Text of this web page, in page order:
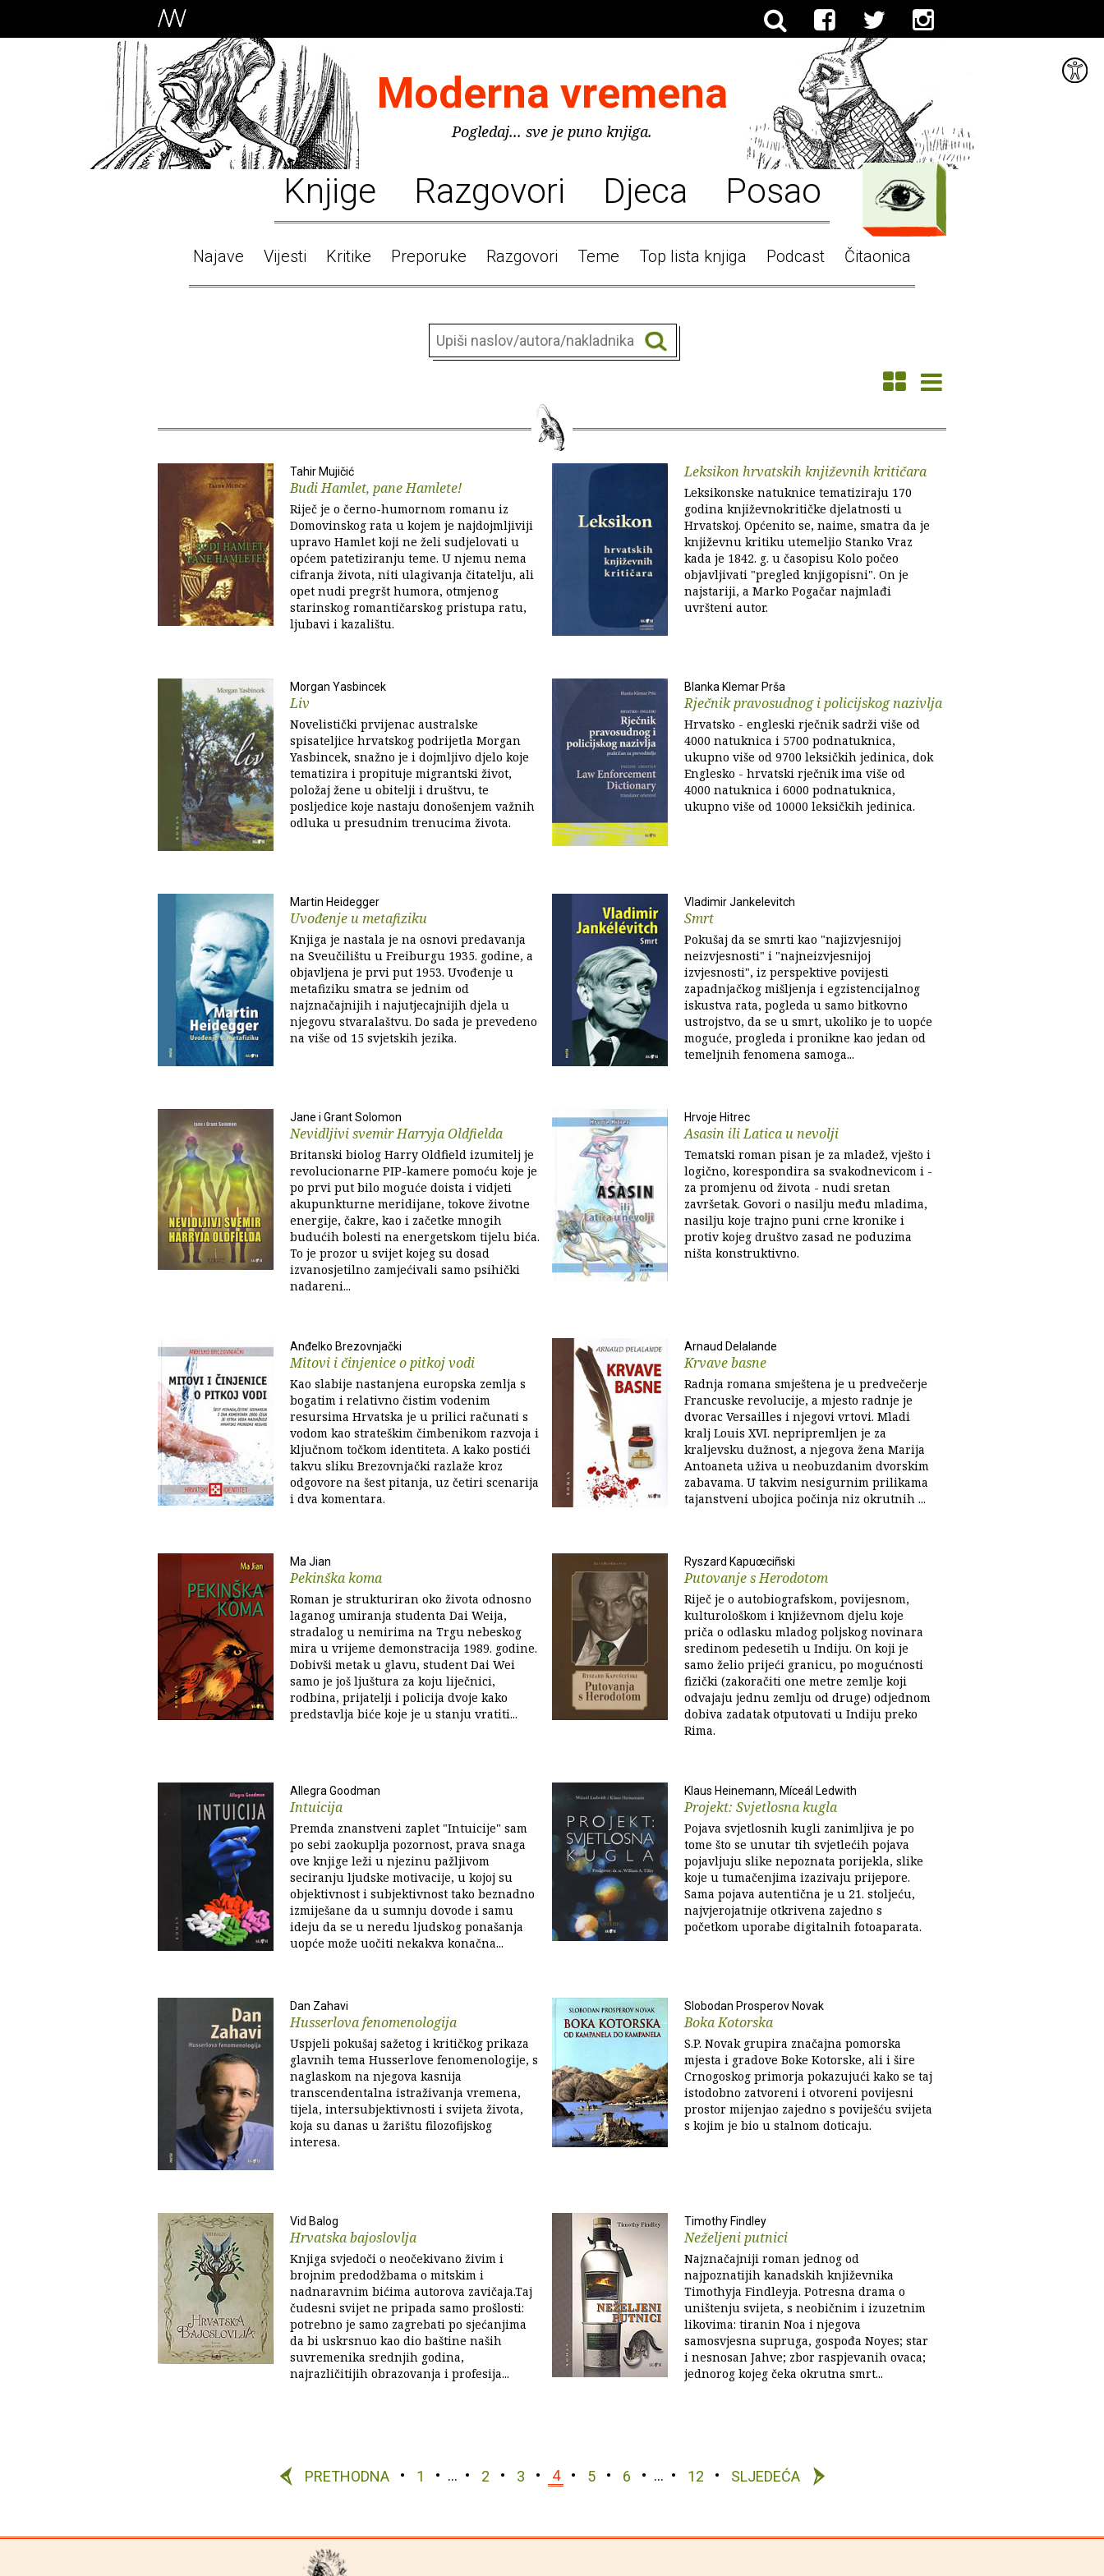
Moderna vremena
Pogledaj... sve je puno knjiga.
Knjige Razgovori Djeca Posao
Najave Vijesti Kritike Preporuke Razgovori Teme Top lista knjiga Podcast Čitaonica
Tahir Mujičić
Budi Hamlet, pane Hamlete!
Riječ je o černo-humornom romanu iz
Domovinskog rata u kojem je najdojmljiviji
upravo Hamlet koji ne želi sudjelovati u
općem patetiziranju teme. U njemu nema
cifranja života, niti ulagivanja čitatelju, ali
opet nudi pregršt humora, otmjenog
starinskog romantičarskog pristupa ratu,
ljubavi i kazalištu.
Leksikon hrvatskih književnih kritičara
Leksikonske natuknice tematiziraju 170
godina književnokritičke djelatnosti u
Hrvatskoj. Općenito se, naime, smatra da je
književnu kritiku utemeljio Stanko Vraz
kada je 1842. g. u časopisu Kolo počeo
objavljivati "pregled knjigopisni". On je
najstariji, a Marko Pogačar najmlađi
uvršteni autor.
Morgan Yasbincek
Liv
Novelistički prvijenac australske
spisateljice hrvatskog podrijetla Morgan
Yasbincek, snažno je i dojmljivo djelo koje
tematizira i propituje migrantski život,
položaj žene u obitelji i društvu, te
posljedice koje nastaju donošenjem važnih
odluka u presudnim trenucima života.
Blanka Klemar Prša
Rječnik pravosudnog i policijskog nazivlja
Hrvatsko - engleski rječnik sadrži više od
4000 natuknica i 5700 podnatuknica,
ukupno više od 9700 leksičkih jedinica, dok
Englesko - hrvatski rječnik ima više od
4000 natuknica i 6000 podnatuknica,
ukupno više od 10000 leksičkih jedinica.
Martin Heidegger
Uvođenje u metafiziku
Knjiga je nastala je na osnovi predavanja
na Sveučilištu u Freiburgu 1935. godine, a
objavljena je prvi put 1953. Uvođenje u
metafiziku smatra se jednim od
najznačajnijih i najutjecajnijih djela u
njegovu stvaralaštvu. Do sada je prevedeno
na više od 15 svjetskih jezika.
Vladimir Jankelevitch
Smrt
Pokušaj da se smrti kao "najizvjesnijoj
neizvjesnosti" i "najneizvjesnijoj
izvjesnosti", iz perspektive povijesti
zapadnjačkog mišljenja i egzistencijalnog
iskustva rata, pogleda u samo bitkovno
ustrojstvo, da se u smrt, ukoliko je to uopće
moguće, progleda i pronikne kao jedan od
temeljnih fenomena samoga...
Jane i Grant Solomon
Nevidljivi svemir Harryja Oldfielda
Britanski biolog Harry Oldfield izumitelj je
revolucionarne PIP-kamere pomoću koje je
po prvi put bilo moguće doista i vidjeti
akupunkturne meridijane, tokove životne
energije, čakre, kao i začetke mnogih
budućih bolesti na energetskom tijelu bića.
To je prozor u svijet kojeg su dosad
izvanosjetilno zamjećivali samo psihički
nadareni...
Hrvoje Hitrec
Asasin ili Latica u nevolji
Tematski roman pisan je za mladež, vješto i
logično, korespondira sa svakodnevicom i -
za promjenu od života - nudi sretan
završetak. Govori o nasilju među mladima,
nasilju koje trajno puni crne kronike i
protiv kojeg društvo zasad ne poduzima
ništa konstruktivno.
Anđelko Brezovnjački
Mitovi i činjenice o pitkoj vodi
Kao slabije nastanjena europska zemlja s
bogatim i relativno čistim vodenim
resursima Hrvatska je u prilici računati s
vodom kao strateškim čimbenikom razvoja i
ključnom točkom identiteta. A kako postići
takvu sliku Brezovnjački razlaže kroz
odgovore na šest pitanja, uz četiri scenarija
i dva komentara.
Arnaud Delalande
Krvave basne
Radnja romana smještena je u predvečerje
Francuske revolucije, a mjesto radnje je
dvorac Versailles i njegovi vrtovi. Mladi
kralj Louis XVI. nepripremljen je za
kraljevsku dužnost, a njegova žena Marija
Antoaneta uživa u neobuzdanim dvorskim
zabavama. U takvim nesigurnim prilikama
tajanstveni ubojica počinja niz okrutnih ...
Ma Jian
Pekinška koma
Roman je strukturiran oko života odnosno
laganog umiranja studenta Dai Weija,
stradalog u nemirima na Trgu nebeskog
mira u vrijeme demonstracija 1989. godine.
Dobivši metak u glavu, student Dai Wei
samo je još ljuštura za koju liječnici,
rodbina, prijatelji i policija dvoje kako
predstavlja biće koje je u stanju vratiti...
Ryszard Kapuœciñski
Putovanje s Herodotom
Riječ je o autobiografskom, povijesnom,
kulturološkom i književnom djelu koje
priča o odlasku mladog poljskog novinara
sredinom pedesetih u Indiju. On koji je
samo želio prijeći granicu, po mogućnosti
fizički (zakoračiti one metre zemlje koji
odvajaju jednu zemlju od druge) odjednom
dobiva zadatak otputovati u Indiju preko
Rima.
Allegra Goodman
Intuicija
Premda znanstveni zaplet "Intuicije" sam
po sebi zaokuplja pozornost, prava snaga
ove knjige leži u njezinu pažljivom
seciranju ljudske motivacije, u kojoj su
objektivnost i subjektivnost tako beznadno
izmiješane da u sumnju dovode i samu
ideju da se u neredu ljudskog ponašanja
uopće može uočiti nekakva konačna...
Klaus Heinemann, Míceál Ledwith
Projekt: Svjetlosna kugla
Pojava svjetlosnih kugli zanimljiva je po
tome što se unutar tih svjetlećih pojava
pojavljuju slike nepoznata porijekla, slike
koje u tumačenjima izazivaju prijepore.
Sama pojava autentična je u 21. stoljeću,
najvjerojatnije otkrivena zajedno s
početkom uporabe digitalnih fotoaparata.
Dan Zahavi
Husserlova fenomenologija
Uspjeli pokušaj sažetog i kritičkog prikaza
glavnih tema Husserlove fenomenologije, s
naglaskom na njegova kasnija
transcendentalna istraživanja vremena,
tijela, intersubjektivnosti i svijeta života,
koja su danas u žarištu filozofijskog
interesa.
Slobodan Prosperov Novak
Boka Kotorska
S.P. Novak grupira značajna pomorska
mjesta i gradove Boke Kotorske, ali i šire
Crnogoskog primorja pokazujući kako se taj
istodobno zatvoreni i otvoreni povijesni
prostor mijenjao zajedno s poviješću svijeta
s kojim je bio u stalnom doticaju.
Vid Balog
Hrvatska bajoslovlja
Knjiga svjedoči o neočekivano živim i
brojnim predodžbama o mitskim i
nadnaravnim bićima autorova zavičaja.Taj
čudesni svijet ne pripada samo prošlosti:
potrebno je samo zagrebati po sjećanjima
da bi uskrsnuo kao dio baštine naših
suvremenika srednjih godina,
najrazličitijih obrazovanja i profesija...
Timothy Findley
Neželjeni putnici
Najznačajniji roman jednog od
najpoznatijih kanadskih književnika
Timothyja Findleyja. Potresna drama o
uništenju svijeta, s neobičnim i izuzetnim
likovima: tiranin Noa i njegova
samosvjesna supruga, gospođa Noyes; star
i nesnosan Jahve; zbor raspjevanih ovaca;
jednorog kojeg čeka okrutna smrt...
PRETHODNA 1 … 2 3 4 5 6 … 12 SLJEDEĆA